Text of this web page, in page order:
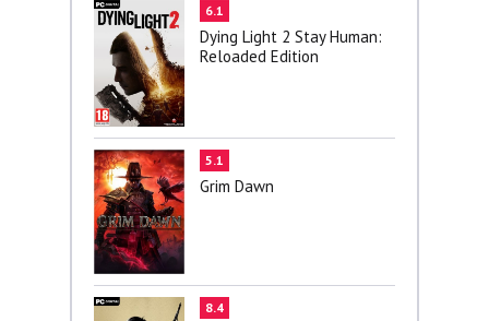
6.1
Dying Light 2 Stay Human:
Reloaded Edition
5.1
Grim Dawn
8.4